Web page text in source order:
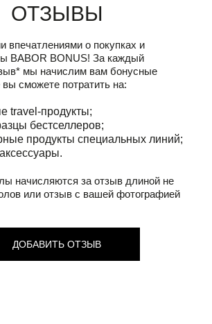
Отзывы
впечатлениями о покупках и
BABOR BONUS! За каждый
мы начислим вам бонусные
сможете потратить на:
travel-продукты;
бестселлеров;
продукты специальных линий;
начисляются за отзыв длиной не
или отзыв с вашей фотографией
ДОБАВИТЬ ОТЗЫВ